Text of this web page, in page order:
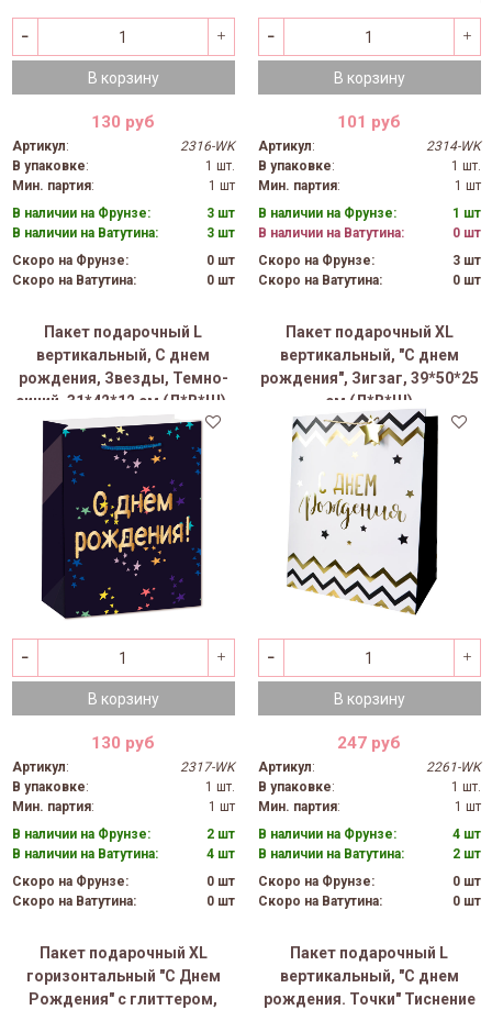
В корзину
130 руб
Артикул:
2316-WK
В упаковке:
1 шт.
Мин. партия:
1 шт
В наличии на Фрунзе:
3 шт
В наличии на Ватутина:
3 шт
Скоро на Фрунзе:
0 шт
Скоро на Ватутина:
0 шт
В корзину
101 руб
Артикул:
2314-WK
В упаковке:
1 шт.
Мин. партия:
1 шт
В наличии на Фрунзе:
1 шт
В наличии на Ватутина:
0 шт
Скоро на Фрунзе:
3 шт
Скоро на Ватутина:
0 шт
Пакет подарочный L
вертикальный, С днем
рождения, Звезды, Темно-
синий, 31*42*12 см (Д*В*Ш),
1 шт.
В корзину
130 руб
Артикул:
2317-WK
В упаковке:
1 шт.
Мин. партия:
1 шт
В наличии на Фрунзе:
2 шт
В наличии на Ватутина:
4 шт
Скоро на Фрунзе:
0 шт
Скоро на Ватутина:
0 шт
Пакет подарочный XL
вертикальный, "С днем
рождения", Зигзаг, 39*50*25
см (Д*В*Ш)
В корзину
247 руб
Артикул:
2261-WK
В упаковке:
1 шт.
Мин. партия:
1 шт
В наличии на Фрунзе:
4 шт
В наличии на Ватутина:
2 шт
Скоро на Фрунзе:
0 шт
Скоро на Ватутина:
0 шт
Пакет подарочный XL
горизонтальный "С Днем
Рождения" с глиттером,
Пакет подарочный L
вертикальный, "С днем
рождения. Точки" Тиснение